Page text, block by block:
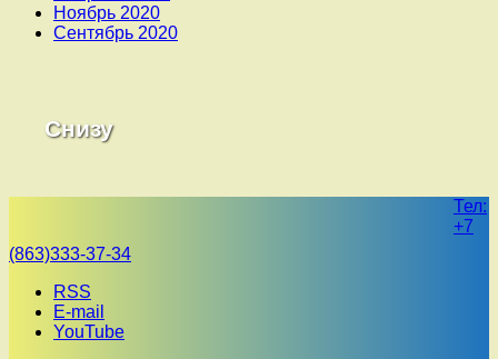
Ноябрь 2020
Сентябрь 2020
Снизу
Тел:
+7
(863)333-37-34
RSS
E-mail
YouTube